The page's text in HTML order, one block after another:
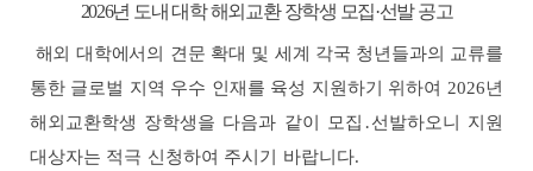
2026년 도내 대학 해외교환 장학생 모집·선발 공고
해외 대학에서의 견문 확대 및 세계 각국 청년들과의 교류를
통한글로벌 지역 우수 인재를 육성 지원하기 위하여 2026년
해외교환학생 장학생을 다음과 같이 모집 ․선발하오니 지원
대상자는 적극 신청하여 주시기 바랍니다.